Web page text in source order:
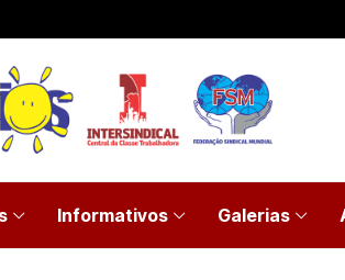
Informativos Galerias